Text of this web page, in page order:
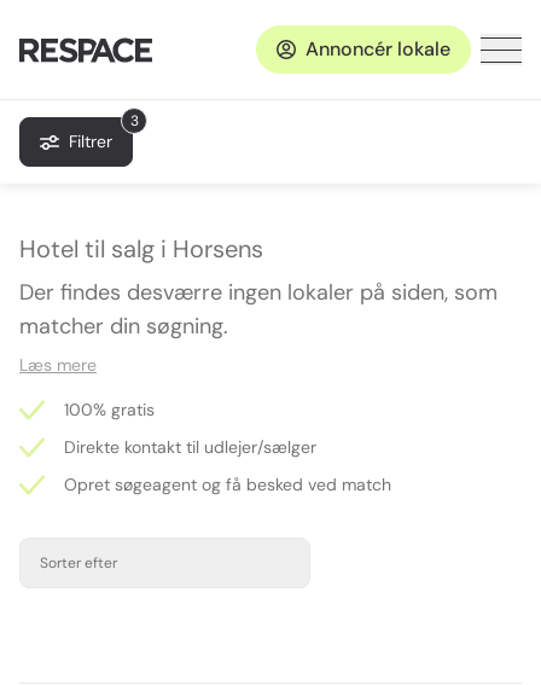
Annoncér lokale
3
Filtrer
Hotel til salg i Horsens
Der findes desværre ingen lokaler på siden, som
matcher din søgning.
Læs mere
100% gratis
Direkte kontakt til udlejer/sælger
Opret søgeagent og få besked ved match
Sorter efter